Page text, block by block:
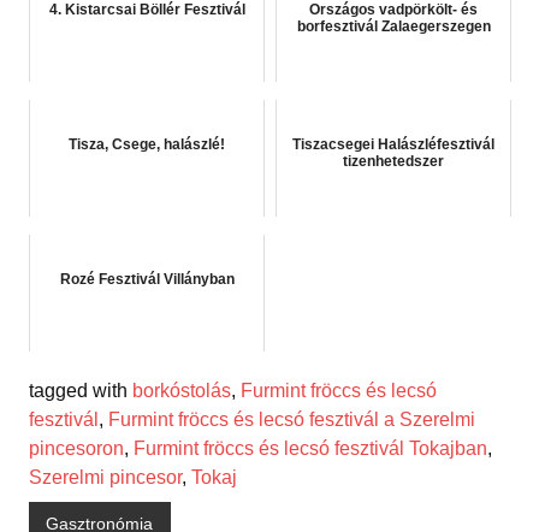
4. Kistarcsai Böllér Fesztivál
Országos vadpörkölt- és
borfesztivál Zalaegerszegen
Tisza, Csege, halászlé!
Tiszacsegei Halászléfesztivál
tizenhetedszer
Rozé Fesztivál Villányban
tagged with borkóstolás, Furmint fröccs és lecsó
fesztivál , Furmint fröccs és lecsó fesztivál a Szerelmi
pincesoron, Furmint fröccs és lecsó fesztivál Tokajban,
Szerelmi pincesor, Tokaj
Gasztronómia